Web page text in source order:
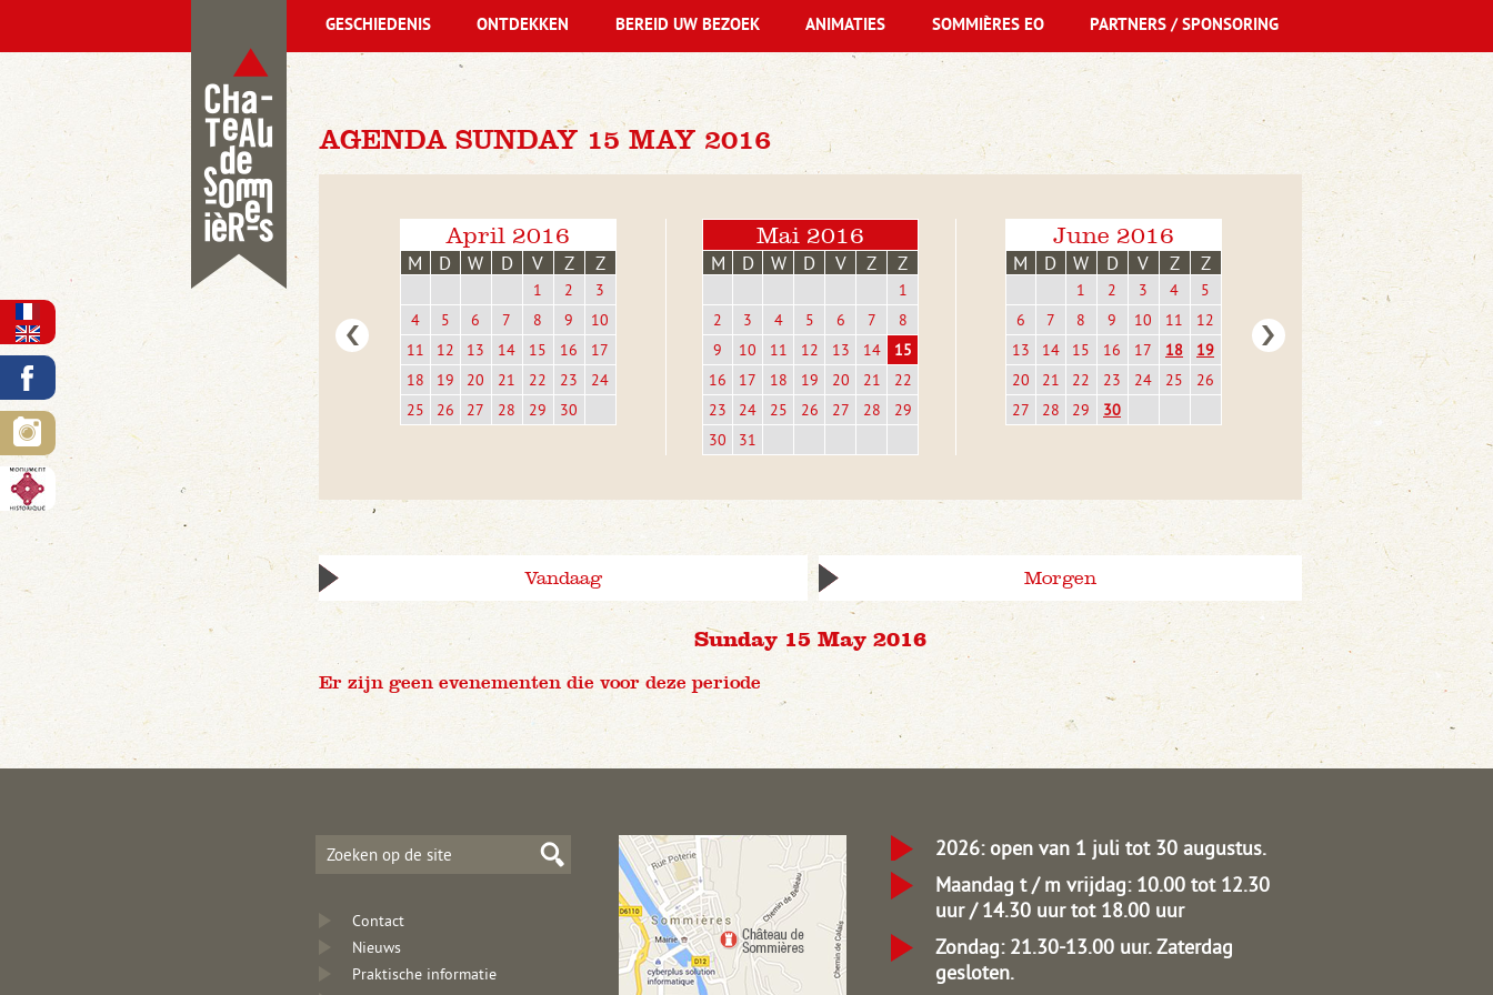
AGENDA SUNDAY 15 MAY 2016
April 2016
M D W D V Z Z
1 2
3
4
5 6 7 8 9
10
11
12 13 14 15 16
17
18
19 20 21 22 23
24
25
26 27 28 29 30
Mai 2016
M D W D V Z Z
1
2
3 4 5 6 7
8
9
10 11 12 13 14
15
16
17 18 19 20 21
22
23
24 25 26 27 28
29
30
31
June 2016
M D W D V Z Z
1 2 3 4
5
6
7 8 9 10 11
12
13
14 15 16 17 18
19
20
21 22 23 24 25
26
27
28 29 30
Vandaag Morgen
Sunday 15 May 2016
Er zijn geen evenementen die voor deze periode
GESCHIEDENIS ONTDEKKEN BEREID UW BEZOEK ANIMATIES SOMMIÈRES EO PARTNERS / SPONSORING
Contact
Nieuws
Praktische informatie
2026: open van 1 juli tot 30 augustus.
Maandag t / m vrijdag: 10.00 tot 12.30
uur / 14.30 uur tot 18.00 uur
Zondag: 21.30-13.00 uur.Zaterdag
gesloten.